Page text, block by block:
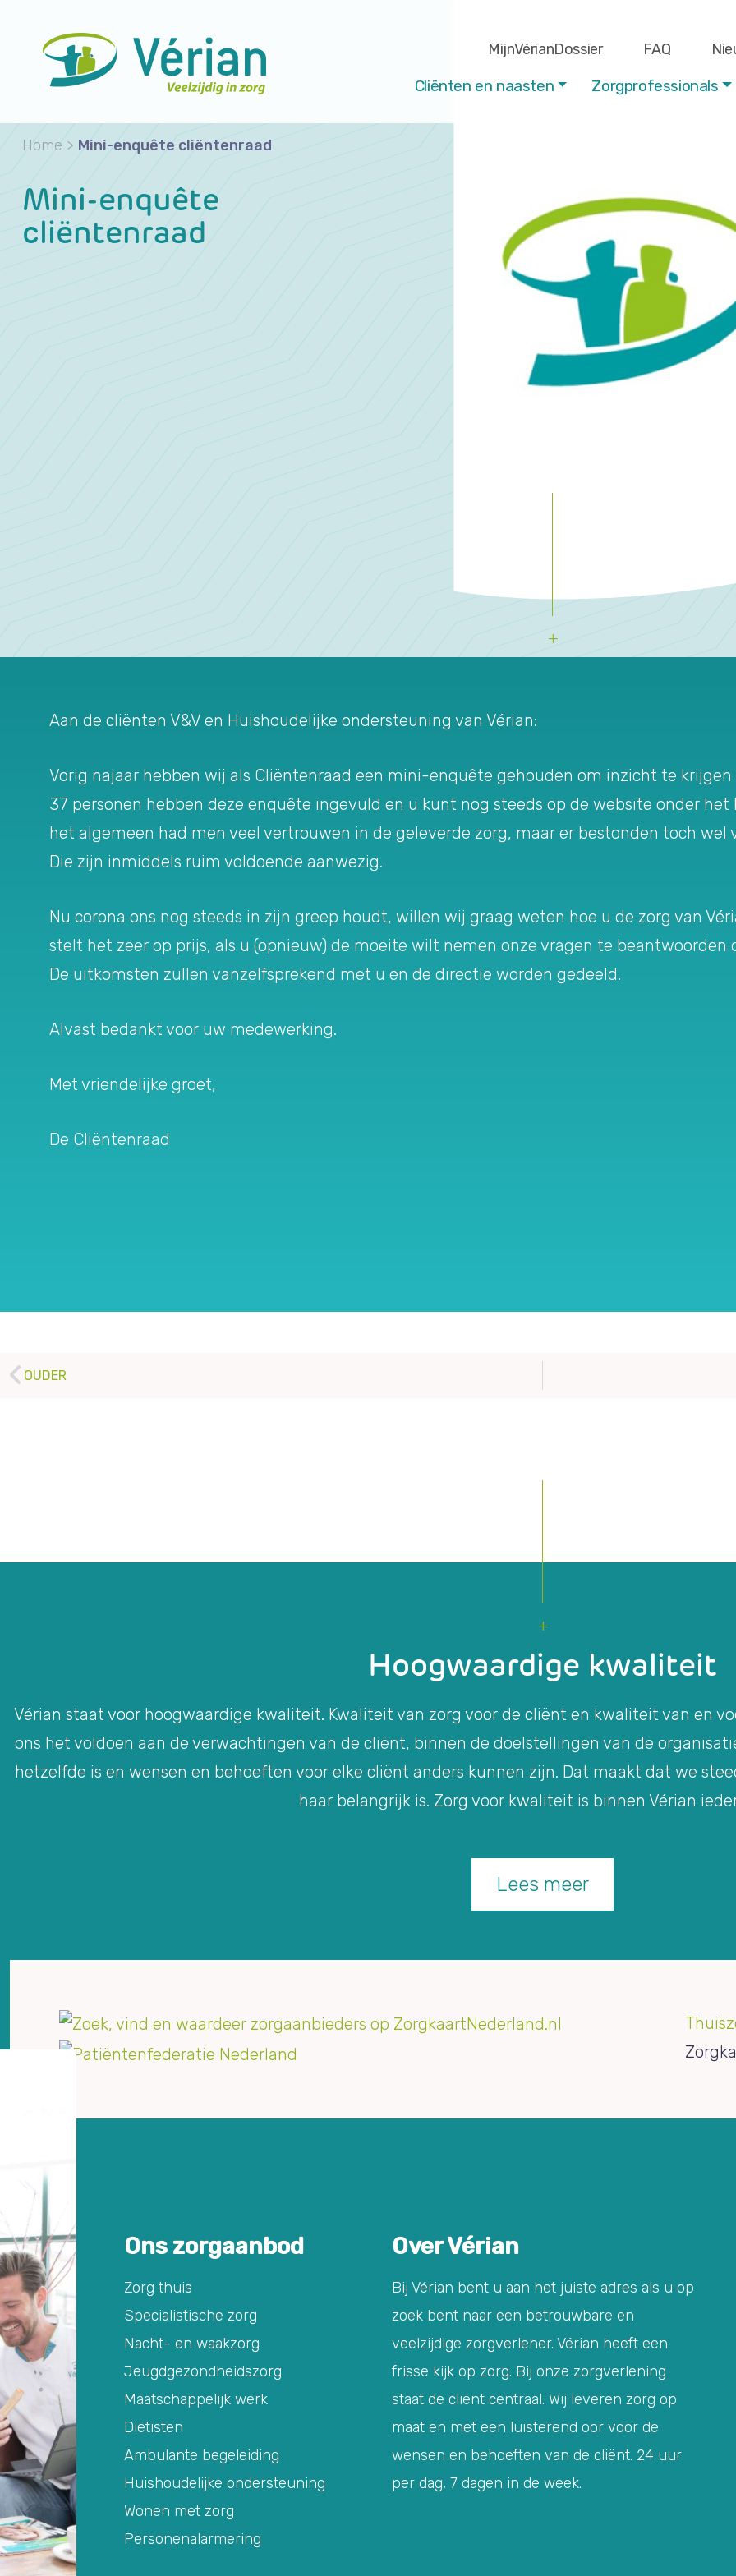
MijnVérianDossier FAQ
Cliënten en naasten Zorgprofessionals
Home > Mini-enquête cliëntenraad
Mini-enquête
cliëntenraad
Aan de cliënten V&V en Huishoudelijke ondersteuning van Vérian:
Vorig najaar hebben wij als Cliëntenraad een mini-enquête gehouden om inzicht te
37 personen hebben deze enquête ingevuld en u kunt nog steeds op de website onder het
het algemeen had men veel vertrouwen in de geleverde zorg, maar er bestonden toch wel
Die zijn inmiddels ruim voldoende aanwezig.
Nu corona ons nog steeds in zijn greep houdt, willen wij graag weten hoe u de zorg van
stelt het zeer op prijs, als u (opnieuw) de moeite wilt nemen onze vragen te beantwoorden
De uitkomsten zullen vanzelfsprekend met u en de directie worden gedeeld.
Alvast bedankt voor uw medewerking.
Met vriendelijke groet,
De Cliëntenraad
OUDER
Hoogwaardige kwaliteit
Vérian staat voor hoogwaardige kwaliteit. Kwaliteit van zorg voor de cliënt en kwaliteit van en
ons het voldoen aan de verwachtingen van de cliënt, binnen de doelstellingen van de
hetzelfde is en wensen en behoeften voor elke cliënt anders kunnen zijn. Dat maakt dat we
haar belangrijk is. Zorg voor kwaliteit is binnen Vérian
Lees meer
Ons zorgaanbod
Zorg thuis
Specialistische zorg
Nacht- en waakzorg
Jeugdgezondheidszorg
Maatschappelijk werk
Diëtisten
Ambulante begeleiding
Huishoudelijke ondersteuning
Wonen met zorg
Personenalarmering
Over Vérian
Bij Vérian bent u aan het juiste adres als u op
zoek bent naar een betrouwbare en
veelzijdige zorgverlener. Vérian heeft een
frisse kijk op zorg. Bij onze zorgverlening
staat de cliënt centraal. Wij leveren zorg op
maat en met een luisterend oor voor de
wensen en behoeften van de cliënt. 24 uur
per dag, 7 dagen in de week.